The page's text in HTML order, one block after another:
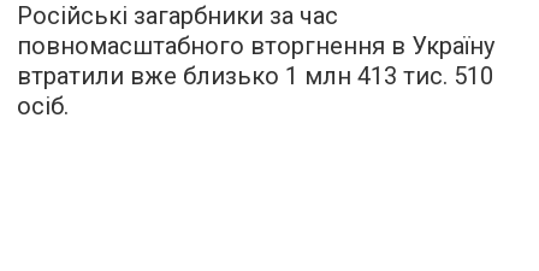
Російські загарбники за час
повномасштабного вторгнення в Україну
втратили вже близько 1 млн 413 тис. 510
осіб.